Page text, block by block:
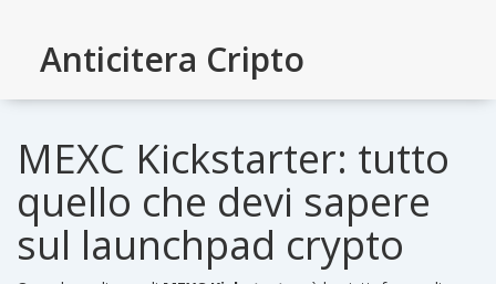
Anticitera Cripto
MEXC Kickstarter: tutto
quello che devi sapere
sul launchpad crypto